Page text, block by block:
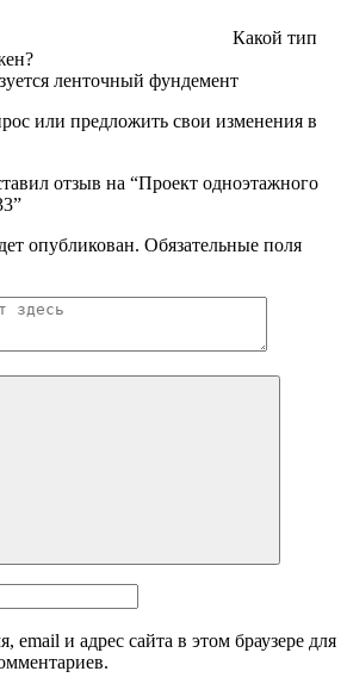
Какой тип
ленточный фундемент
или предложить свои изменения в
отзыв на “Проект одноэтажного
опубликован. Обязательные поля
email и адрес сайта в этом браузере для